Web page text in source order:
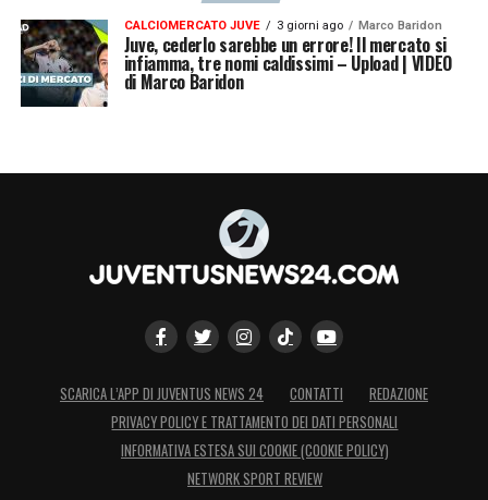
CALCIOMERCATO JUVE 3 giorni ago Marco Baridon
Juve, cederlo sarebbe un errore! Il mercato si
infiamma, tre nomi caldissimi – Upload | VIDEO
di Marco Baridon
SCARICA L’APP DI JUVENTUS NEWS 24 CONTATTI
REDAZIONE
PRIVACY POLICY E TRATTAMENTO DEI DATI PERSONALI
INFORMATIVA ESTESA SUI COOKIE (COOKIE POLICY)
NETWORK SPORT REVIEW